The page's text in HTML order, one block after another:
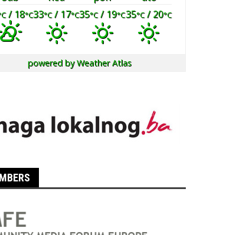
/ 18°C33°C/ 17°C35°C/ 19°C35°C/ 20°C
powered byWeather Atlas